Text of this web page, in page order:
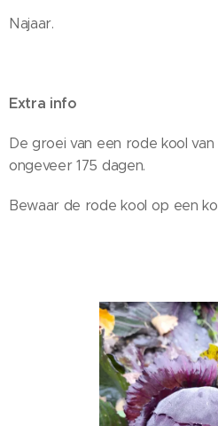
Najaar.
Extra info
De groei van een rode kool
ongeveer 175 dagen.
Bewaar de rode kool op een